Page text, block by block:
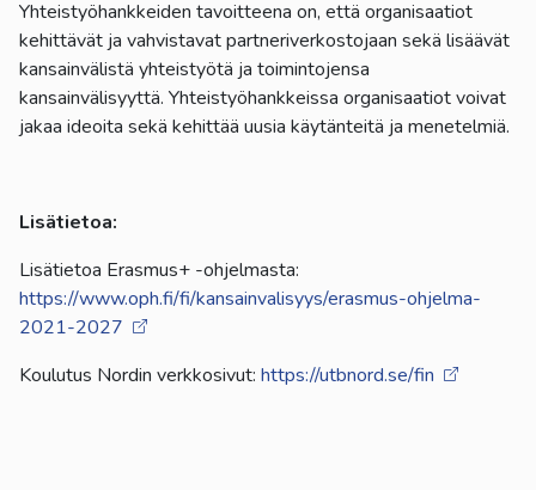
Yhteistyöhankkeiden tavoitteena on, että organisaatiot
kehittävät ja vahvistavat partneriverkostojaan sekä lisäävät
kansainvälistä yhteistyötä ja toimintojensa
kansainvälisyyttä. Yhteistyöhankkeissa organisaatiot voivat
jakaa ideoita sekä kehittää uusia käytänteitä ja menetelmiä.
Lisätietoa:
Lisätietoa Erasmus+ -ohjelmasta:
https://www.oph.fi/fi/kansainvalisyys/erasmus-ohjelma-
2021-2027
Koulutus Nordin verkkosivut: https://utbnord.se/fin